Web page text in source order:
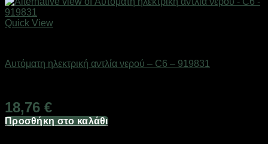
Quick View
Αυτόματη ηλεκτρική αντλία νερού – C6 – 919831
18,76 €
Προσθήκη στο καλάθι